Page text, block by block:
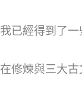
我已經得到了
在修煉與三大